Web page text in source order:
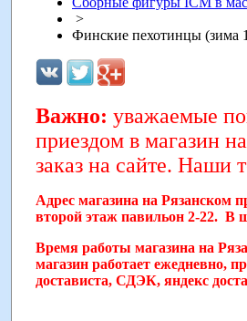
>
Финские пехотинцы (зима
Важно: уважаемые
приездом в магазин
заказ на сайте. Наши
Адрес магазина на Рязанском
второй этаж павильон 2-22. В
Время работы магазина на
магазин работает ежедневно,
достависта, СДЭК, яндекс